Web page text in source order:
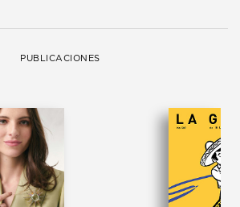
PUBLICACIONES